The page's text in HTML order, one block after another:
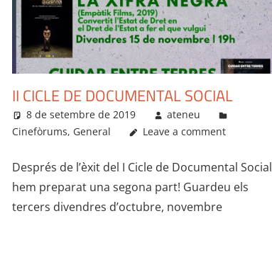
II CICLE DE DOCUMENTAL SOCIAL
8 de setembre de 2019
ateneu
Cinefòrums, General Leave a comment
Després de l’èxit del I Cicle de Documental Social
hem preparat una segona part! Guardeu els
tercers divendres d’octubre, novembre